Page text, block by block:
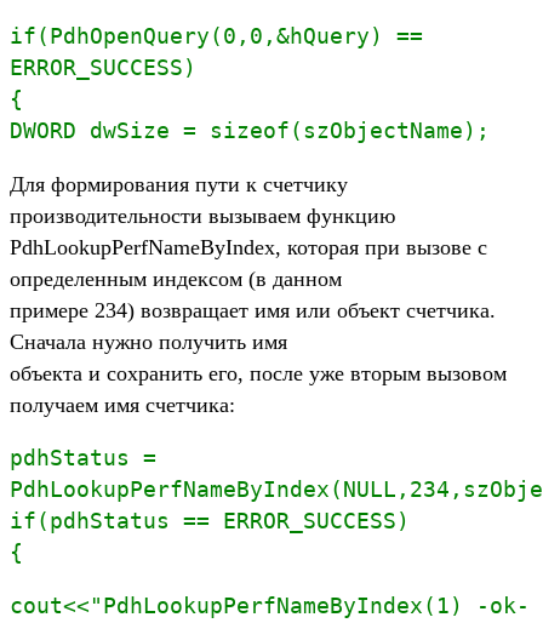
if(PdhOpenQuery(0,0,&hQuery) ==
ERROR_SUCCESS)
{
DWORD dwSize = sizeof(szObjectName);
Для формирования пути к счетчику
производительности вызываем функцию
PdhLookupPerfNameByIndex, которая при вызове с
определенным индексом (в данном
примере 234) возвращает имя или объект счетчика.
Сначала нужно получить имя
объекта и сохранить его, после уже вторым вызовом
получаем имя счетчика:
pdhStatus =
if(pdhStatus == ERROR_SUCCESS)
{
cout<<"PdhLookupPerfNameByIndex(1) -ok-